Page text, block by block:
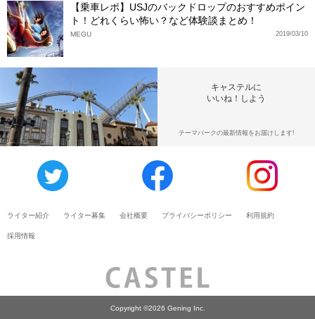
【乗車レポ】USJのバックドロップのおすすめポイン
ト！どれくらい怖い？など体験談まとめ！
2019/03/10
MEGU
キャステルに
いいね！しよう
テーマパークの最新情報をお届けします!
ライター紹介 ライター募集 会社概要 プライバシーポリシー 利用規約
採用情報
Copyright ©2026 Gening Inc.